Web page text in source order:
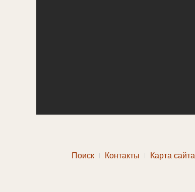
Поиск Контакты Карта сайта